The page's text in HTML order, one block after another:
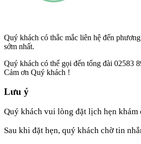
Quý khách có thắc mắc liên hệ đến
sớm nhất.
Quý khách có thể gọi đến tổng đài 02583
Cảm ơn Quý khách !
Lưu ý
Quý khách vui lòng đặt lịch hẹn khám
Sau khi đặt hẹn, quý khách chờ tin